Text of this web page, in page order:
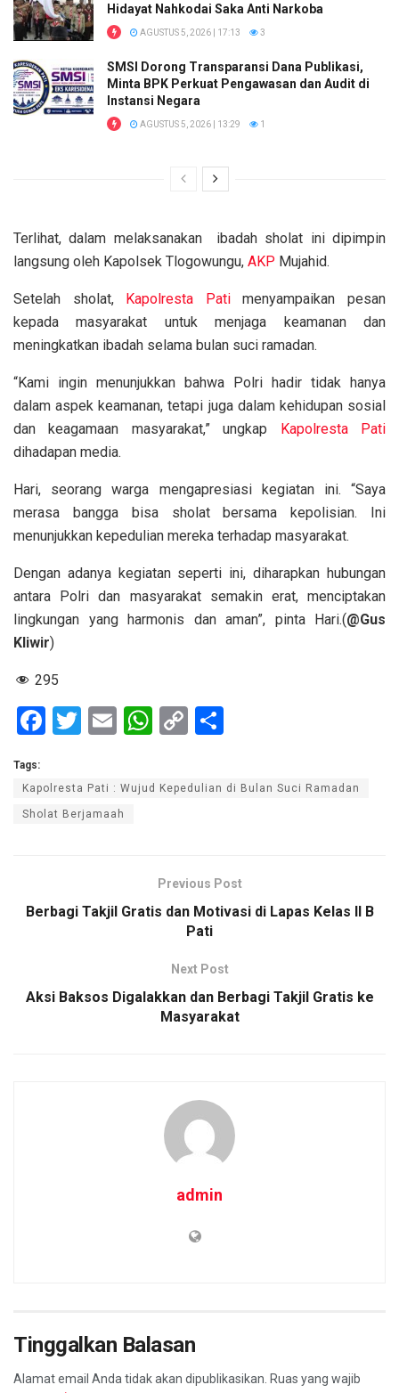
Hidayat Nahkodai Saka Anti Narkoba
AGUSTUS 5, 2026 | 17:13 3
SMSI Dorong Transparansi Dana Publikasi,
Minta BPK Perkuat Pengawasan dan Audit di
Instansi Negara
AGUSTUS 5, 2026 | 13:29 1
Terlihat, dalam melaksanakan ibadah sholat ini dipimpin
langsung oleh Kapolsek Tlogowungu, AKP Mujahid.
Setelah sholat, Kapolresta Patimenyampaikan pesan
kepada masyarakat untuk menjaga keamanan dan
meningkatkan ibadah selama bulan suci ramadan.
“Kami ingin menunjukkan bahwa Polri hadir tidak hanya
dalam aspek keamanan, tetapi juga dalam kehidupan sosial
dan keagamaan masyarakat,” ungkap Kapolresta
Pati
dihadapan media.
Hari, seorang warga mengapresiasi kegiatan ini. “Saya
merasa bangga bisa sholat bersama kepolisian. Ini
menunjukkan kepedulian mereka terhadap masyarakat.
Dengan adanya kegiatan seperti ini, diharapkan hubungan
antara Polri dan masyarakat semakin erat, menciptakan
lingkungan yang harmonis dan aman”, pinta Hari.(@Gus
Kliwir)
295
F
ce
b
T
tt
er
E
ail
W
at
p
C
py ar
Tags:
Kapolresta Pati : Wujud Kepedulian di Bulan Suci Ramadan
Sholat Berjamaah
Previous Post
Berbagi Takjil Gratis dan Motivasi di Lapas Kelas II B
Pati
Next Post
Aksi Baksos Digalakkan dan Berbagi Takjil Gratis ke
Masyarakat
admin
Tinggalkan Balasan
Alamat email Anda tidak akan dipublikasikan. Ruas yang wajib